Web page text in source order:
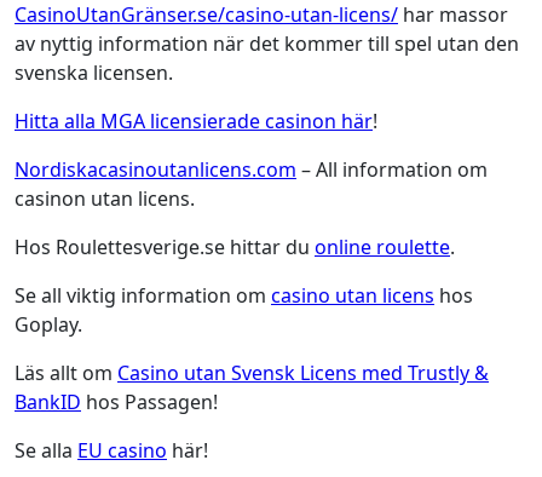
CasinoUtanGränser.se/casino-utan-licens/ har massor
av nyttig information när det kommer till spel utan den
svenska licensen.
Hitta alla MGA licensierade casinon här!
Nordiskacasinoutanlicens.com – All information om
casinon utan licens.
Hos Roulettesverige.se hittar du online roulette.
Se all viktig information om casino utan licens hos
Goplay.
Läs allt om Casino utan Svensk Licens med Trustly &
BankID hos Passagen!
Se alla EU casino här!